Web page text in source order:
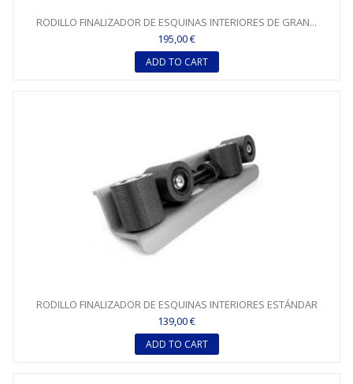
RODILLO FINALIZADOR DE ESQUINAS INTERIORES DE GRAN...
195,00 €
ADD TO CART
RODILLO FINALIZADOR DE ESQUINAS INTERIORES ESTÁNDAR
139,00 €
ADD TO CART